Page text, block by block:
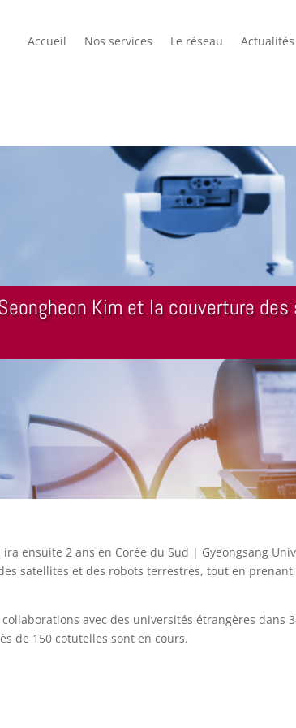
Accueil Nos services Le réseau Actualités
Kim et la couverture
ensuite 2 ans en Corée du Sud | Gyeongsang
satellites et des robots terrestres, tout en
avec des universités étrangères dans
de 150 cotutelles sont en cours.